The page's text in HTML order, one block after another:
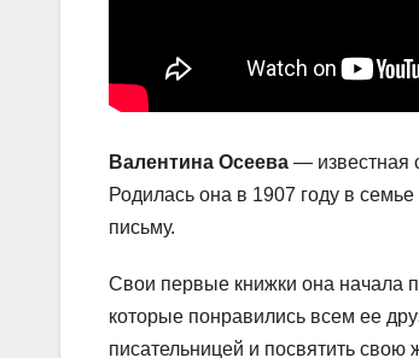
Валентина Осеева — известная
Родилась она в 1907 году в
письму.
Свои первые книжки она начала
которые понравились всем ее
писательницей и посвятить свою